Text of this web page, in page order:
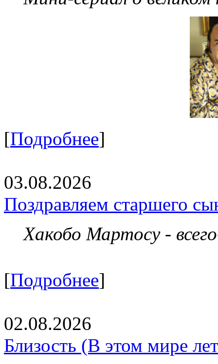
[Подробнее]
03.08.2026
Поздравляем старшего
Хакобо Мартосу -
[Подробнее]
02.08.2026
Близость (В этом мире